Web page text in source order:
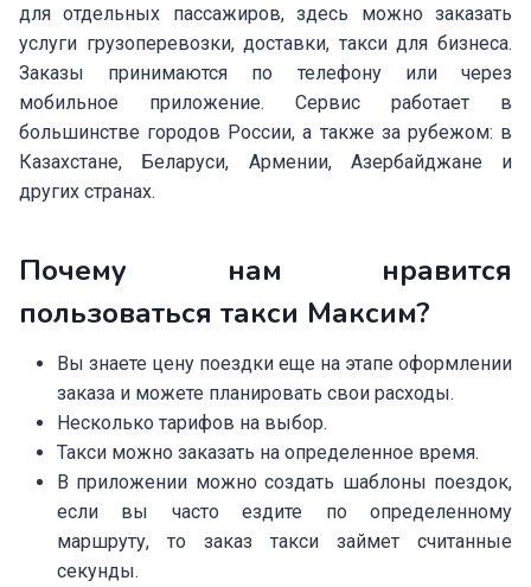
для отдельных пассажиров, здесь можно заказать
услуги грузоперевозки, доставки, такси для бизнеса.
Заказы принимаются по телефону или через
мобильное приложение. Сервис работает в
большинстве городов России, а также за рубежом: в
Казахстане, Беларуси, Армении, Азербайджане и
других странах.
Почему нам нравится
пользоваться такси Максим?
Вы знаете цену поездки еще на этапе оформлении
заказа и можете планировать свои расходы.
Несколько тарифов на выбор.
Такси можно заказать на определенное время.
В приложении можно создать шаблоны поездок,
если вы часто ездите по определенному
маршруту, то заказ такси займет считанные
секунды.